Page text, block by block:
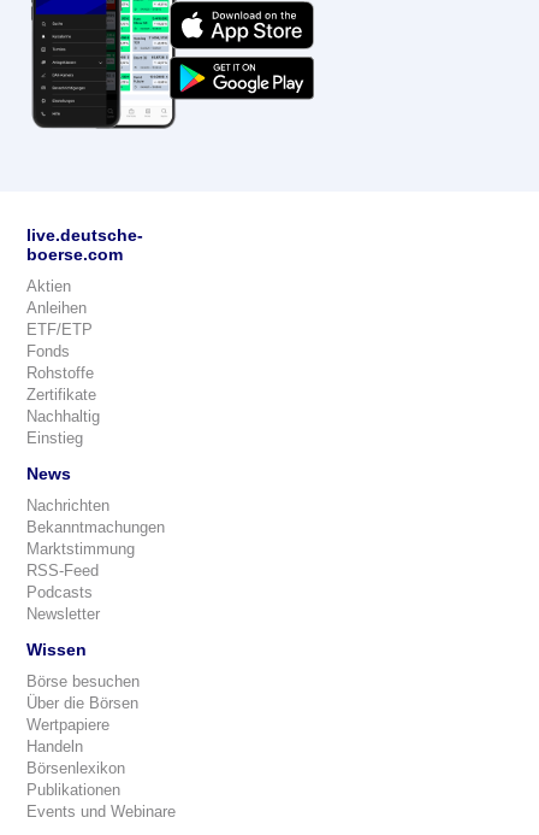
live.deutsche-
boerse.com
Aktien
Anleihen
ETF/ETP
Fonds
Rohstoffe
Zertifikate
Nachhaltig
Einstieg
News
Nachrichten
Bekanntmachungen
Marktstimmung
RSS-Feed
Podcasts
Newsletter
Wissen
Börse besuchen
Über die Börsen
Wertpapiere
Handeln
Börsenlexikon
Publikationen
Events und Webinare